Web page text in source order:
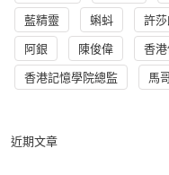
藍精靈 蝌蚪 許莎
阿銀 陳俊偉 香
香港記憶學院總監 馬
近期文章